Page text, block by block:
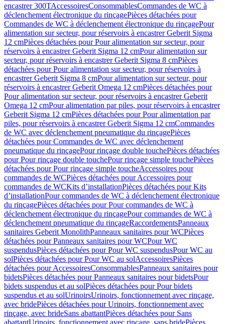
encastrer 300TAccessoiresConsommablesCommandes de WC à
déclenchement électronique du rinçagePièces détachées pour
Commandes de WC à déclenchement électronique du rinçagePour
alimentation sur secteur, pour réservoirs à encastrer Geberit Sigma
12 cmPièces détachées pour Pour alimentation sur secteur, pour
réservoirs à encastrer Geberit Sigma 12 cmPour alimentation sur
secteur, pour réservoirs à encastrer Geberit Sigma 8 cmPièces
détachées pour Pour alimentation sur secteur, pour réservoirs à
encastrer Geberit Sigma 8 cmPour alimentation sur secteur, pour
réservoirs à encastrer Geberit Omega 12 cmPièces détachées pour
Pour alimentation sur secteur, pour réservoirs à encastrer Geberit
Omega 12 cmPour alimentation par piles, pour réservoirs à encastrer
Geberit Sigma 12 cmPièces détachées pour Pour alimentation par
piles, pour réservoirs à encastrer Geberit Sigma 12 cmCommandes
de WC avec déclenchement pneumatique du rinçagePièces
détachées pour Commandes de WC avec déclenchement
pneumatique du rinçagePour rinçage double touchePièces détachées
pour Pour rinçage double touchePour rinçage simple touchePièces
détachées pour Pour rinçage simple toucheAccessoires pour
commandes de WCPièces détachées pour Accessoires pour
commandes de WCKits d’installationPièces détachées pour Kits
d’installationPour commandes de WC à déclenchement électronique
du rinçagePièces détachées pour Pour commandes de WC à
déclenchement électronique du rinçagePour commandes de WC à
déclenchement pneumatique du rinçageRaccordementsPanneaux
sanitaires Geberit MonolithPanneaux sanitaires pour WCPièces
détachées pour Panneaux sanitaires pour WCPour WC
suspendusPièces détachées pour Pour WC suspendusPour WC au
solPièces détachées pour Pour WC au solAccessoiresPièces
détachées pour AccessoiresConsommablesPanneaux sanitaires pour
bidetsPièces détachées pour Panneaux sanitaires pour bidetsPour
bidets suspendus et au solPièces détachées pour Pour bidets
suspendus et au solUrinoirsUrinoirs, fonctionnement avec rinçage,
avec bridePièces détachées pour Urinoirs, fonctionnement avec
rinçage, avec brideSans abattantPièces détachées pour Sans
abattantUrinoirs, fonctionnement avec rinçage, sans bridePièces